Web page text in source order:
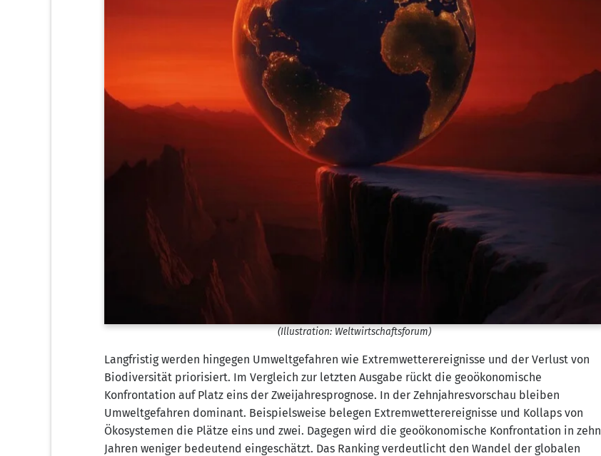
(Illustration: Weltwirtschaftsforum)
Langfristig werden hingegen Umweltgefahren wie Extremwetterereignisse und der Verlust von
Biodiversität priorisiert. Im Vergleich zur letzten Ausgabe rückt die geoökonomische
Konfrontation auf Platz eins der Zweijahresprognose. In der Zehnjahresvorschau bleiben
Umweltgefahren dominant. Beispielsweise belegen Extremwetterereignisse und Kollaps von
Ökosystemen die Plätze eins und zwei. Dagegen wird die geoökonomische Konfrontation in zehn
Jahren weniger bedeutend eingeschätzt. Das Ranking verdeutlicht den Wandel der globalen